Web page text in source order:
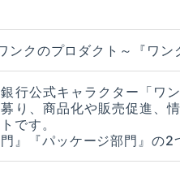
ンクのプロダクト～『ワン
行公式キャラクター「ワ
り、商品化や販売促進、
です。
門』『パッケージ部門』の2